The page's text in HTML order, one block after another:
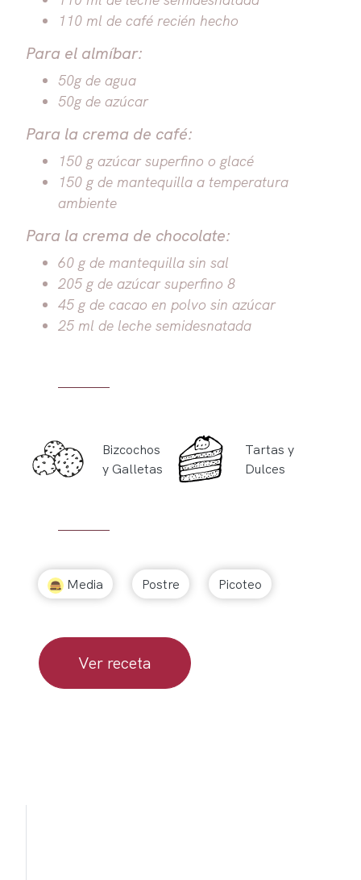
110 ml de café recién hecho
Para el almíbar:
50g de agua
50g de azúcar
Para la crema de café:
150 g azúcar superfino o glacé
150 g de mantequilla a temperatura
ambiente
Para la crema de chocolate:
60 g de mantequilla sin sal
205 g de azúcar superfino 8
45 g de cacao en polvo sin azúcar
25 ml de leche semidesnatada
Bizcochos
y Galletas
Tartas y
Dulces
Media Postre Picoteo
Ver receta